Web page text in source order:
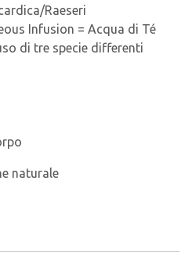
Raeseri
Infusion = Acqua di Té
di tre specie differenti
naturale